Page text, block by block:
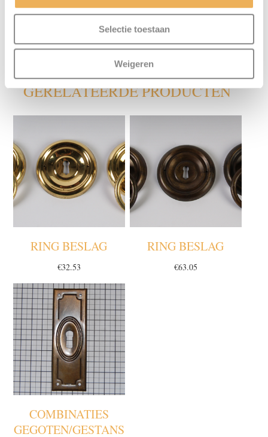
Selectie toestaan
Weigeren
GERELATEERDE PRODUCTEN
RING BESLAG
€32.53
RING BESLAG
€63.05
COMBINATIES
GEGOTEN/GESTANS